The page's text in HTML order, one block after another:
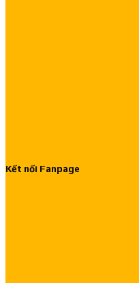
Kết nối Fanpage